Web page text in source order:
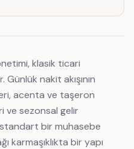
klasik ticari
nakit akışının
acenta ve taşeron
ve sezonsal gelir
bir muhasebe
karmaşıklıkta bir yapı